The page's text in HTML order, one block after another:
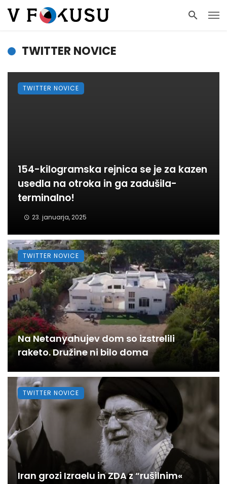
TWITTER NOVICE
154-kilogramska rejnica se je za kazen
usedla na otroka in ga zadušila-
terminalno!
23. januarja, 2025
TWITTER NOVICE
Na Netanyahujev dom so izstrelili
raketo. Družine ni bilo doma
TWITTER NOVICE
Iran grozi Izraelu in ZDA z “rušilnim«
TWITTER NOVICE